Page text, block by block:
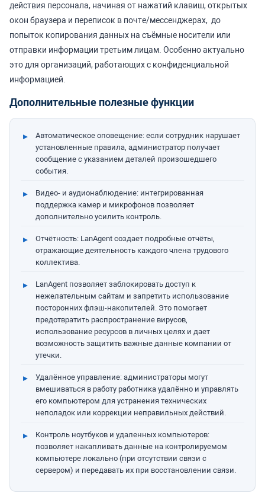
действия персонала, начиная от нажатий клавиш, открытых
окон браузера и переписок в почте/мессенджерах, до
попыток копирования данных на съёмные носители или
отправки информации третьим лицам. Особенно актуально
это для организаций, работающих с конфиденциальной
информацией.
Дополнительные полезные функции
Автоматическое оповещение: если сотрудник нарушает
установленные правила, администратор получает
сообщение с указанием деталей произошедшего
события.
Видео- и аудионаблюдение: интегрированная
поддержка камер и микрофонов позволяет
дополнительно усилить контроль.
Отчётность: LanAgent создает подробные отчёты,
отражающие деятельность каждого члена трудового
коллектива.
LanAgent позволяет заблокировать доступ к
нежелательным сайтам и запретить использование
посторонних флэш-накопителей. Это помогает
предотвратить распространение вирусов,
использование ресурсов в личных целях и дает
возможность защитить важные данные компании от
утечки.
Удалённое управление: администраторы могут
вмешиваться в работу работника удалённо и управлять
его компьютером для устранения технических
неполадок или коррекции неправильных действий.
Контроль ноутбуков и удаленных компьютеров:
позволяет накапливать данные на контролируемом
компьютере локально (при отсутствии связи с
сервером) и передавать их при восстановлении связи.